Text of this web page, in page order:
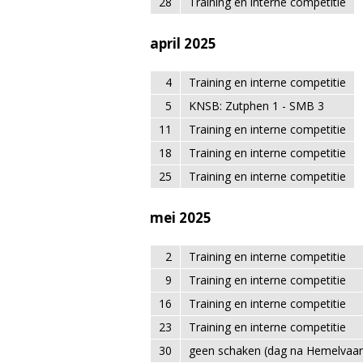
april 2025
4
Training en interne competitie
5
KNSB: Zutphen 1 - SMB 3
11
Training en interne competitie
18
Training en interne competitie
25
Training en interne competitie
mei 2025
2
Training en interne competitie
9
Training en interne competitie
16
Training en interne competitie
23
Training en interne competitie
30
geen schaken (dag na